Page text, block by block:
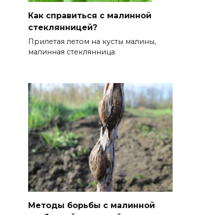
Как справиться с малинной
стеклянницей?
Прилетая летом на кусты малины,
малинная стеклянница
Методы борьбы с малинной